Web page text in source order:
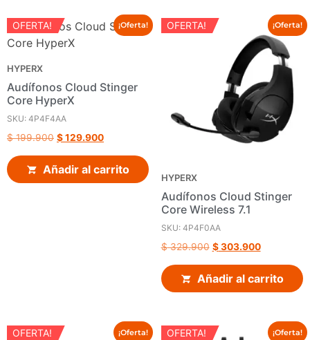
¡Oferta!
OFERTA!
HYPERX
Audífonos Cloud Stinger
Core HyperX
SKU: 4P4F4AA
$199.900 $129.900
Añadir al carrito
¡Oferta!
OFERTA!
HYPERX
Audífonos Cloud Stinger
Core Wireless 7.1
SKU: 4P4F0AA
$329.900 $303.900
Añadir al carrito
¡Oferta!
OFERTA! ¡Oferta!
OFERTA!